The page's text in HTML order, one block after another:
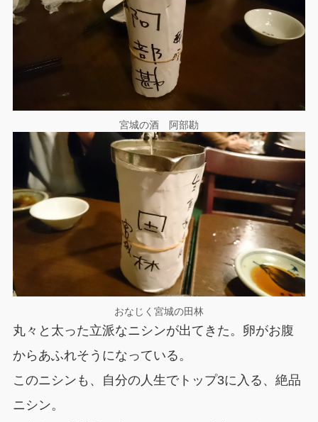
宮城の酒 阿部勘
おなじく宮城の田林
丸々と太った立派なニシンが出てきた。卵がお腹
からあふれそうになっている。
このニシンも、自分の人生でトップ3に入る、絶品
ニシン。